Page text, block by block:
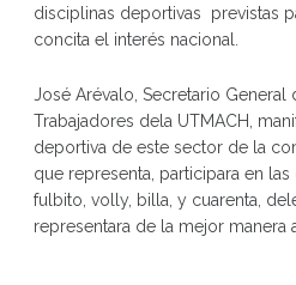
disciplinas deportivas previstas
concita el interés nacional.
José Arévalo, Secretario
Trabajadores dela UTMACH,
deportiva de este sector de la
que representa, participara en
fulbito, volly, billa, y cuarenta,
representara de la mejor manera